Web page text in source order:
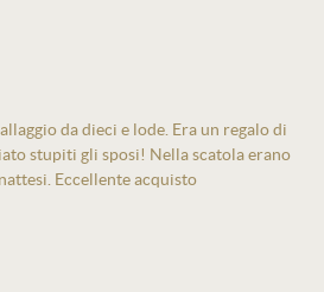
da dieci e lode. Era un regalo di
stupiti gli sposi! Nella scatola erano
Eccellente acquisto